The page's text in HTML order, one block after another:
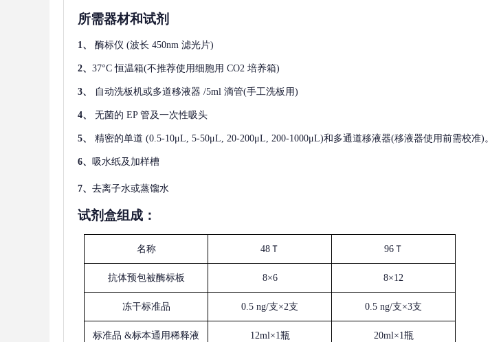
所需器材和试剂
1、 酶标仪 (波长 450nm 滤光片)
2、 37°C 恒温箱(不推荐使用细胞用 CO2 培养箱)
3、 自动洗板机或多道移液器 /5ml 滴管(手工洗板用)
4、 无菌的 EP 管及一次性吸头
5、 精密的单道 (0.5-10μL, 5-50μL, 20-200μL, 200-1000μL)和多通道移液器(移液器使用前需校准)。
6、 吸水纸及加样槽
7、 去离子水或蒸馏水
试剂盒组成：
名称 48Ｔ 96Ｔ
抗体预包被酶标板 8×6 8×12
冻干标准品 0.5 ng/支×2支 0.5 ng/支×3支
标准品 &标本通用稀释液 12ml×1瓶 20ml×1瓶